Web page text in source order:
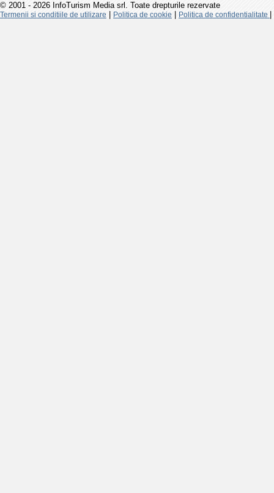
© 2001 - 2026 InfoTurism Media srl. Toate drepturile rezervate
Termenii si conditiile de utilizare Politica de cookie Politica de confidentialitate